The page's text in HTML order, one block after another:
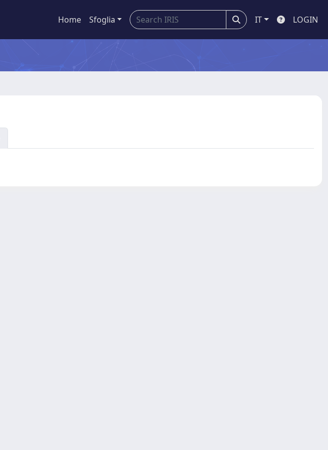
Home Sfoglia IT LOGIN